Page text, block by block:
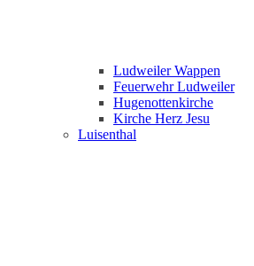
Ludweiler Wappen
Feuerwehr Ludweiler
Hugenottenkirche
Kirche Herz Jesu
Luisenthal